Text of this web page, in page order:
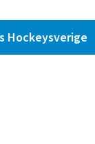
Hockeysverige